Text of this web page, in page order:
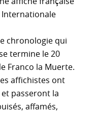
chronologie qui
termine le 20
Franco la Muerte.
affichistes ont
passeront la
affamés,